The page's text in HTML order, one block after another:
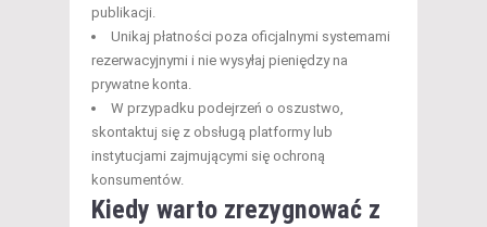
publikacji.
Unikaj płatności poza oficjalnymi systemami
rezerwacyjnymi i nie wysyłaj pieniędzy na
prywatne konta.
W przypadku podejrzeń o oszustwo,
skontaktuj się z obsługą platformy lub
instytucjami zajmującymi się ochroną
konsumentów.
Kiedy warto zrezygnować z